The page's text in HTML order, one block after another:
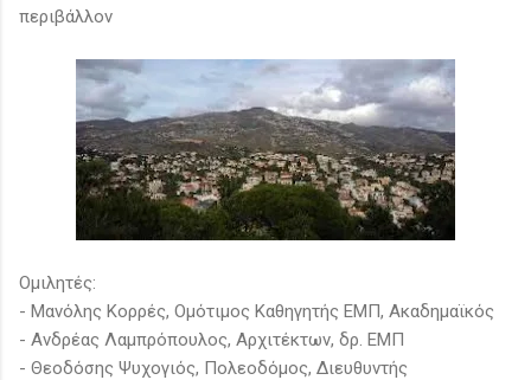
περιβάλλον
Ομιλητές:
- Μανόλης Κορρές, Ομότιμος Καθηγητής ΕΜΠ, Ακαδημαϊκός
- Ανδρέας Λαμπρόπουλος, Αρχιτέκτων, δρ. ΕΜΠ
- Θεοδόσης Ψυχογιός, Πολεοδόμος, Διευθυντής